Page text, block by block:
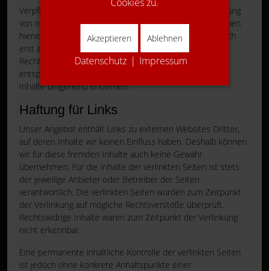
Verpflichtungen zur Entfernung oder Sperrung der Nutzung
von Informationen nach den allgemeinen Gesetzen bleiben
hiervon unberührt. Eine diesbezügliche Haftung ist jedoch
erst ab dem Zeitpunkt der Kenntnis einer konkreten
Rechtsverletzung möglich. Bei Bekanntwerden von
entsprechenden Rechtsverletzungen werden wir diese
Inhalte umgehend entfernen.
Haftung für Links
Unser Angebot enthält Links zu externen Websites Dritter,
auf deren Inhalte wir keinen Einfluss haben. Deshalb können
wir für diese fremden Inhalte auch keine Gewähr
übernehmen. Für die Inhalte der verlinkten Seiten ist stets
der jeweilige Anbieter oder Betreiber der Seiten
verantwortlich. Die verlinkten Seiten wurden zum Zeitpunkt
der Verlinkung auf mögliche Rechtsverstöße überprüft.
Rechtswidrige Inhalte waren zum Zeitpunkt der Verlinkung
nicht erkennbar.
Eine permanente inhaltliche Kontrolle der verlinkten Seiten
ist jedoch ohne konkrete Anhaltspunkte einer
Akzeptieren Ablehnen
Datenschutz | Impressum